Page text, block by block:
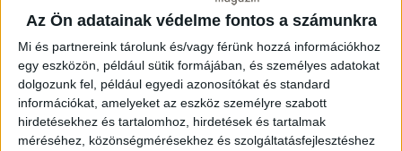
Az Ön adatainak védelme fontos a számunkra
Mi és partnereink tárolunk és/vagy férünk hozzá információkhoz
egy eszközön, például sütik formájában, és személyes adatokat
dolgozunk fel, például egyedi azonosítókat és standard
információkat, amelyeket az eszköz személyre szabott
hirdetésekhez és tartalomhoz, hirdetések és tartalmak
méréséhez, közönségmérésekhez és szolgáltatásfejlesztéshez
környezetvédelem környezetvédelmi hírek
közlekedés megújuló energia mezőgazdaság
napelemnapelemeknapenergia
naperőmű solar solar energy szelektiv hulladék természet
természetvédelem villamosenergia villanyautó víz
autó
zöld energia zöld energiaforrás zöld hirek
állatvédelem áram életmód újrahasznosítás